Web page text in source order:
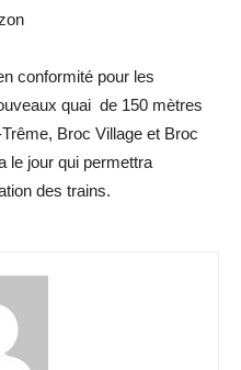
conformité pour les
quai de 150 mètres
Broc Village et Broc
le jour qui permettra
des trains.